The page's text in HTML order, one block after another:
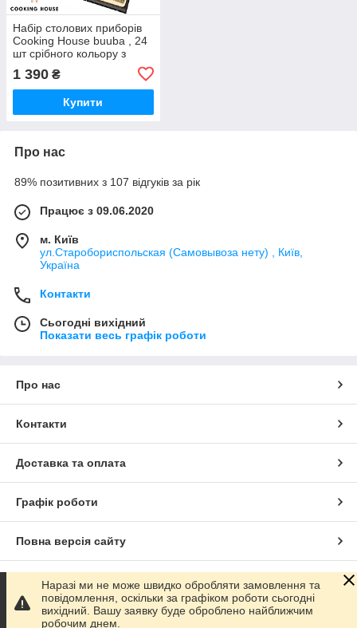
Набір столових приборів
Cooking House buuba , 24
шт срібного кольору з
персон,у подарунковій
коробці.
1 390 ₴
Купити
Про нас
89% позитивних з 107 відгуків за рік
Працює з 09.06.2020
м. Київ
ул.Старобориспольская (Самовывоза нету) , Київ,
Україна
Контакти
Сьогодні вихідний
Показати весь графік роботи
Про нас
Контакти
Доставка та оплата
Графік роботи
Повна версія сайту
Сайт створено на маркетплейсі Prom.ua
Політика конфіденційності
Наразі ми не може швидко обробляти замовлення та
повідомлення, оскільки за графіком роботи сьогодні
вихідний. Вашу заявку буде оброблено найближчим
робочим днем.